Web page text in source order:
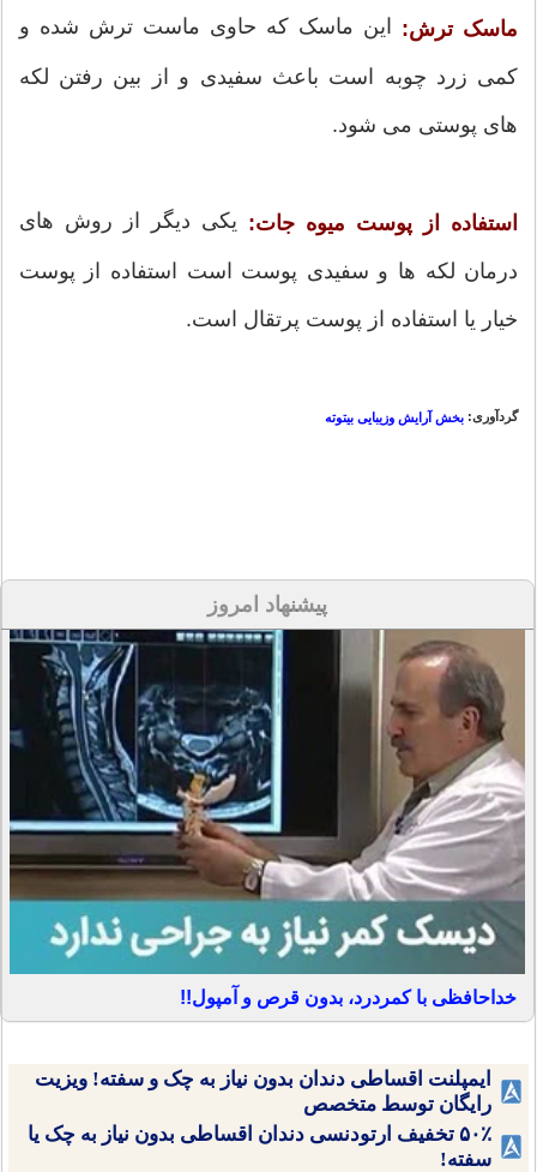
ماسک ترش: این ماسک که حاوی ماست ترش شده و
کمی زرد چوبه است باعث سفیدی و از بین رفتن لکه
های پوستی می شود.
استفاده از پوست میوه جات: یکی دیگر از روش های
درمان لکه ها و سفیدی پوست است استفاده از پوست
خیار یا استفاده از پوست پرتقال است.
گردآوری: بخش آرایش وزیبایی بیتوته
پیشنهاد امروز
خداحافظی با کمردرد، بدون قرص و آمپول!!
ایمپلنت اقساطی دندان بدون نیاز به چک و سفته! ویزیت
رایگان توسط متخصص
۵۰٪ تخفیف ارتودنسی دندان اقساطی بدون نیاز به چک یا
سفته!